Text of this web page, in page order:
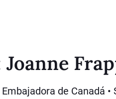
Embajadora de Canadá